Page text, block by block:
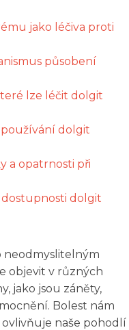
jako léčiva proti
působení
lze léčit dolgit
používání dolgit
a opatrnosti při
dolgit
neodmyslitelným
objevit v různých
jako jsou záněty,
Bolest nám
naše pohodlí